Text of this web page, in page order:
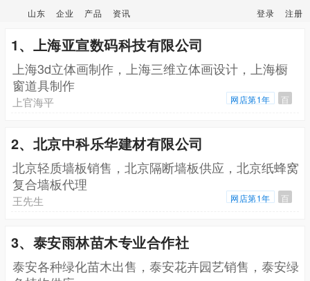
山东 企业 产品 资讯 登录 注册
1、上海亚宣数码科技有限公司
上海3d立体画制作，上海三维立体画设计，上海橱
窗道具制作
上官海平 网店第1年 百
2、北京中科乐华建材有限公司
北京轻质墙板销售，北京隔断墙板供应，北京纸蜂窝
复合墙板代理
王先生 网店第1年 百
3、泰安雨林苗木专业合作社
泰安各种绿化苗木出售，泰安花卉园艺销售，泰安绿